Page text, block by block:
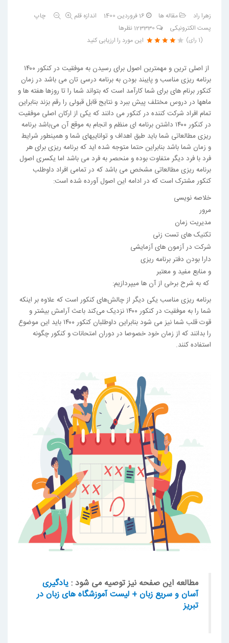
زهرا راد مقاله ها اندازه قلم
چاپ
پست الکترونیکی
123330 نظرها
این مورد را ارزیابی کنید
(1 رای)
از اصلی ترین و مهمترین اصول برای رسیدن به موفقیت در کنکور ۱۴۰۰
برنامه ریزی مناسب و پایبند بودن به برنامه درسی تان می باشد در زمان
کنکور برنام ه­ای برای شما کارآمد است که بتواند شما را تا روز­ها هفته­ ها و
ماه­ها در دروس مختلف پیش ببرد و نتایج قابل قبولی را رقم بزند بنابراین
تمام افراد شرکت کننده در کنکور می دانند که یکی از ارکان اصلی موفقیت
در کنکور ۱۴۰۰ داشتن برنامه ای منظم و انجام به موقع آن می‌باشد برنامه
ریزی مطالعاتی شما باید طبق اهداف و توانایی­های شما و همینطور شرایط
و زمان شما باشد بنابراین حتما متوجه شده اید که برنامه ریزی برای هر
فرد با فرد دیگر متفاوت بوده و منحصر به فرد می باشد اما یکسری اصول
برنامه ریزی مطالعاتی مشخص می باشد که در تمامی افراد داوطلب
کنکور مشترک است که در ادامه این اصول آورده شده است:
خلاصه نویسی
مرور
مدیریت زمان
تکنیک های تست زنی
شرکت در آزمون های آزمایشی
دارا بودن دفتر برنامه ریزی
و منابع مفید و معتبر
که به شرح برخی از آن ها میپردازیم:
برنامه ریزی مناسب یکی دیگر از چالش‌های کنکور است که علاوه بر اینکه
شما را به موفقیت در کنکور ۱۴۰۰ نزدیک می‌کند باعث آرامش بیشتر و
قوت قلب شما نیز می شود بنابراین داوطلبان کنکور ۱۴۰۰ باید این موضوع
را بدانند که از زمان خود خصوصا در دوران امتحانات و کنکور چگونه
استفاده کنند.
مطالعه این صفحه نیز توصیه می شود :یادگیری
آسان و سریع زبان + لیست آموزشگاه های زبان در
تبریز